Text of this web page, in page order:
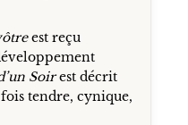
est reçu
Soirest décrit
tendre, cynique,